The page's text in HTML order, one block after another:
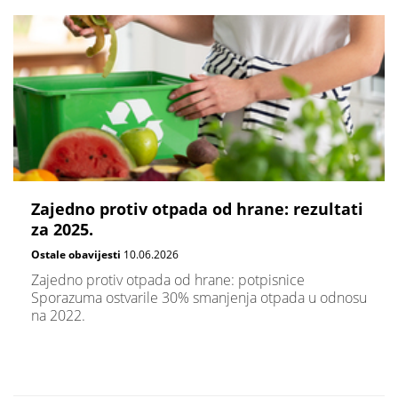
Zajedno protiv otpada od hrane: rezultati
za 2025.
Ostale obavijesti 10.06.2026
Zajedno protiv otpada od hrane: potpisnice
Sporazuma ostvarile 30% smanjenja otpada u odnosu
na 2022.